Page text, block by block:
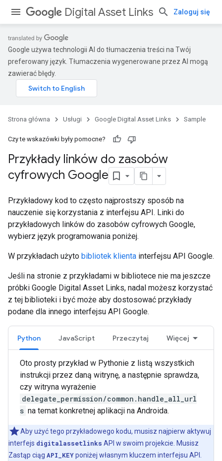
Digital Asset Links Zaloguj się
Google używa technologii AI do tłumaczenia treści na Twój
preferowany język. Tłumaczenia wygenerowane przez AI mogą
zawierać błędy.
Strona główna Usługi Google Digital Asset Links Sample
Czy te wskazówki były pomocne?
Przykłady linków do zasobów
cyfrowych Google
Przykładowy kod to często najprostszy sposób na
nauczenie się korzystania z interfejsu API. Linki do
przykładowych linków do zasobów cyfrowych Google,
wybierz język programowania poniżej.
W przykładach użyto bibliotek klienta interfejsu API Google.
Jeśli na stronie z przykładami w bibliotece nie ma jeszcze
próbki Google Digital Asset Links, nadal możesz korzystać
z tej biblioteki i być może aby dostosować przykłady
podane dla innego interfejsu API Google.
Python JavaScript Przeczytaj Więcej
Oto prosty przykład w Pythonie z listą wszystkich
instrukcji przez daną witrynę, a następnie sprawdza,
czy witryna wyrażenie
delegate_permission/common.handle_all_url
s na temat konkretnej aplikacji na Androida.
Aby użyć tego przykładowego kodu, musisz najpierw aktywuj
interfejs digitalassetlinks API w swoim projekcie. Musisz
Zastąp ciąg API_KEYponiżej własnym kluczem interfejsu API.